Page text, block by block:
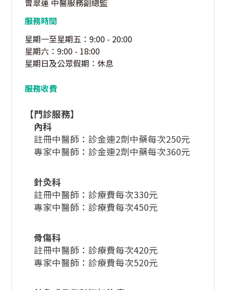
曾翠蓮 中醫服務副總監
服務時間
星期一至星期五：9:00 - 20:00
星期六：9:00 - 18:00
星期日及公眾假期：休息
服務收費
【門診服務】
內科
註冊中醫師：診金連2劑中藥每次250元
專家中醫師：診金連2劑中藥每次360元
針灸科
註冊中醫師：診療費每次330元
專家中醫師：診療費每次450元
骨傷科
註冊中醫師：診療費每次420元
專家中醫師：診療費每次520元